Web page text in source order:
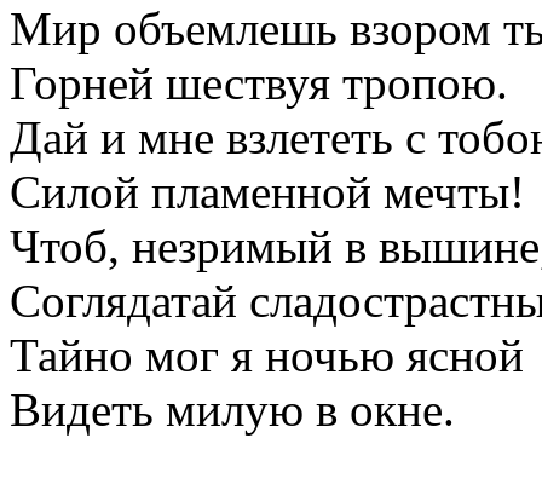
Мир объемлешь взором
Горней шествуя тропою.
Дай и мне взлететь с
Силой пламенной мечты!
Чтоб, незримый в
Соглядатай
Тайно мог я ночью ясной
Видеть милую в окне.